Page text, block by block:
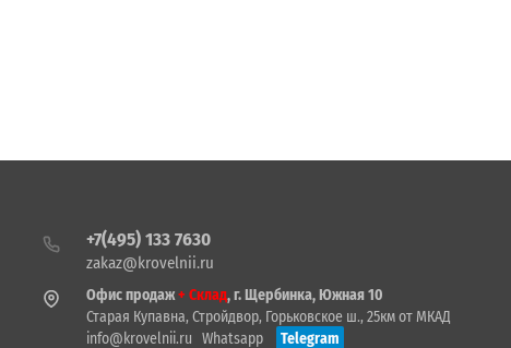
+7(495) 133 7630
zakaz@krovelnii.ru
Офис продаж+ Склад, г. Щербинка, Южная 10
Старая Купавна, Стройдвор, Горьковское ш., 25км от МКАД
info@krovelnii.ru
Whatsapp Telegram